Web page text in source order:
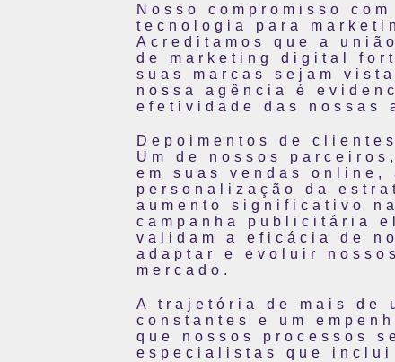
Nosso compromisso
tecnologia para
Acreditamos que a
de marketing digital
suas marcas sejam
nossa agência é
efetividade das nossas
Depoimentos de
Um de nossos
em suas vendas
personalização da
aumento significativo
campanha publicitária
validam a eficácia de
adaptar e evoluir
mercado.
A trajetória de mais de
constantes e um
que nossos processos
especialistas que inclui